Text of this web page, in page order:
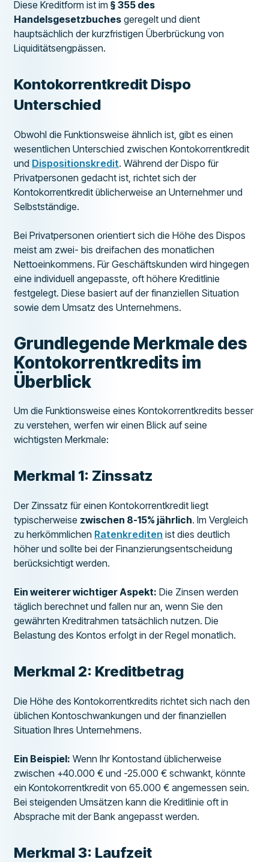
Diese Kreditform ist im§ 355 des
Handelsgesetzbuches geregelt und dient
hauptsächlich der kurzfristigen Überbrückung von
Liquiditätsengpässen.
Kontokorrentkredit Dispo
Unterschied
Obwohl die Funktionsweise ähnlich ist, gibt es einen
wesentlichen Unterschied zwischen Kontokorrentkredit
und Dispositionskredit. Während der Dispo für
Privatpersonen gedacht ist, richtet sich der
Kontokorrentkredit üblicherweise an Unternehmer und
Selbstständige.
Bei Privatpersonen orientiert sich die Höhe des Dispos
meist am zwei- bis dreifachen des monatlichen
Nettoeinkommens. Für Geschäftskunden wird hingegen
eine individuell angepasste, oft höhere Kreditlinie
festgelegt. Diese basiert auf der finanziellen Situation
sowie dem Umsatz des Unternehmens.
Grundlegende Merkmale des
Kontokorrentkredits im
Überblick
Um die Funktionsweise eines Kontokorrentkredits besser
zu verstehen, werfen wir einen Blick auf seine
wichtigsten Merkmale:
Merkmal 1: Zinssatz
Der Zinssatz für einen Kontokorrentkredit liegt
typischerweise zwischen 8-15% jährlich. Im Vergleich
zu herkömmlichen Ratenkrediten ist dies deutlich
höher und sollte bei der Finanzierungsentscheidung
berücksichtigt werden.
Ein weiterer wichtiger Aspekt: Die Zinsen werden
täglich berechnet und fallen nur an, wenn Sie den
gewährten Kreditrahmen tatsächlich nutzen. Die
Belastung des Kontos erfolgt in der Regel monatlich.
Merkmal 2: Kreditbetrag
Die Höhe des Kontokorrentkredits richtet sich nach den
üblichen Kontoschwankungen und der finanziellen
Situation Ihres Unternehmens.
Ein Beispiel: Wenn Ihr Kontostand üblicherweise
zwischen +40.000 € und -25.000 € schwankt, könnte
ein Kontokorrentkredit von 65.000 € angemessen sein.
Bei steigenden Umsätzen kann die Kreditlinie oft in
Absprache mit der Bank angepasst werden.
Merkmal 3: Laufzeit